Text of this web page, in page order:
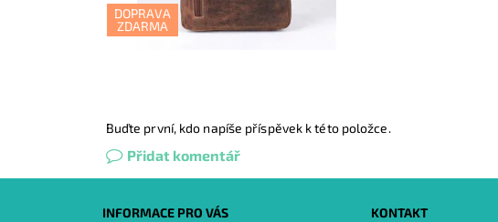
DOPRAVA
ZDARMA
Buďte první, kdo napíše příspěvek k této položce.
Přidat komentář
INFORMACE PRO VÁS
KONTAKT